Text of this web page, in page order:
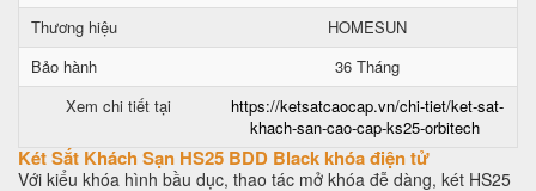
Thương hiệu
HOMESUN
Bảo hành
36 Tháng
Xem chi tiết tại
https://ketsatcaocap.vn/chi-tiet/ket-sat-
khach-san-cao-cap-ks25-orbitech
Két Sắt Khách Sạn HS25 BDD Black khóa điện tử
Với kiểu khóa hình bầu dục, thao tác mở khóa đễ dàng, két HS25